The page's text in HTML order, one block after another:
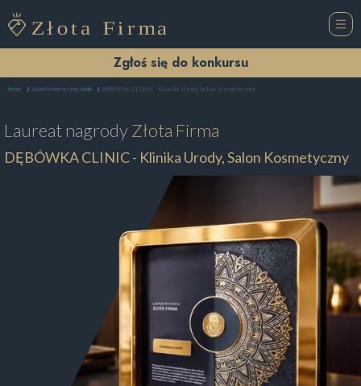
Zgłoś się do konkursu
Home Salon Kosmetyczny Lublin DĘBÓWKA CLINIC - Klinika Urody, Salon Kosmetyczny
Laureat nagrodyZłota Firma
DĘBÓWKA CLINIC - Klinika Urody, Salon Kosmetyczny